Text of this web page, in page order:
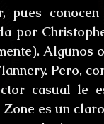
pues
por
Algunos
Pero,
casual le
es un